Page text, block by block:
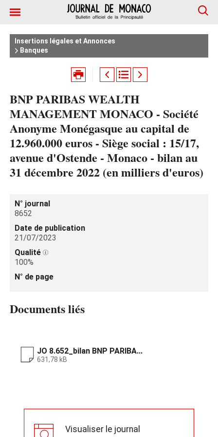
Insertions légales et Annonces
Banques
BNP PARIBAS WEALTH
MANAGEMENT MONACO - Société
Anonyme Monégasque au capital de
12.960.000 euros - Siège social : 15/17,
avenue d'Ostende - Monaco - bilan au
31 décembre 2022 (en milliers d'euros)
N° journal
8652
Date de publication
21/07/2023
Qualité
100%
N° de page
Documents liés
JO 8.652_bilan BNP PARIBA...
631,78 kB
Visualiser le journal